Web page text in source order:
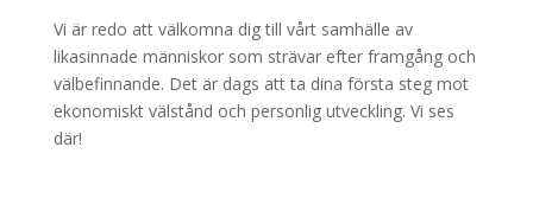
Vi är redo att välkomna dig till vårt samhälle av
likasinnade människor som strävar efter framgång och
välbefinnande. Det är dags att ta dina första steg mot
ekonomiskt välstånd och personlig utveckling. Vi ses
där!